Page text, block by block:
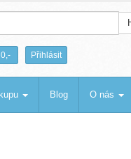
0,- Přihlásit
Blog O nás